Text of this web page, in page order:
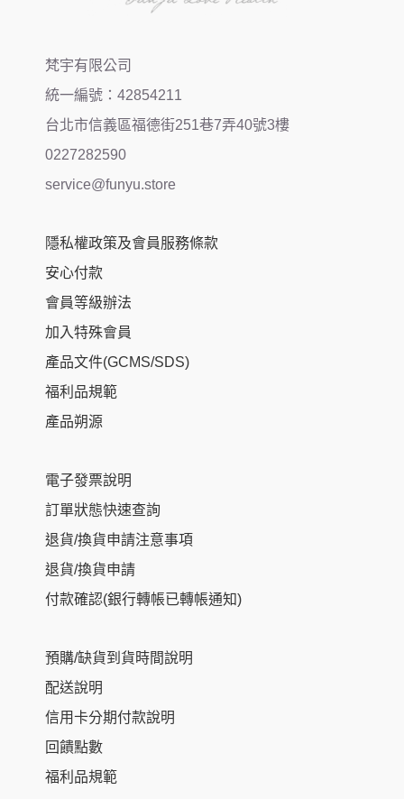
梵宇有限公司
統一編號：42854211
台北市信義區福德街251巷7弄40號3樓
0227282590
service@funyu.store
隱私權政策及會員服務條款
安心付款
會員等級辦法
加入特殊會員
產品文件(GCMS/SDS)
福利品規範
產品朔源
電子發票說明
訂單狀態快速查詢
退貨/換貨申請注意事項
退貨/換貨申請
付款確認(銀行轉帳已轉帳通知)
預購/缺貨到貨時間說明
配送說明
信用卡分期付款說明
回饋點數
福利品規範